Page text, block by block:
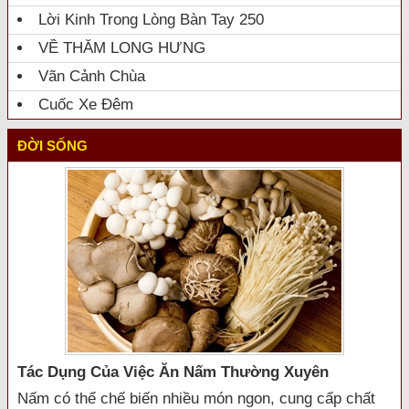
Lời Kinh Trong Lòng Bàn Tay 250
VỀ THĂM LONG HƯNG
Vãn Cảnh Chùa
Cuốc Xe Đêm
ĐỜI SỐNG
Tác Dụng Của Việc Ăn Nấm Thường Xuyên
Nấm có thể chế biến nhiều món ngon, cung cấp chất